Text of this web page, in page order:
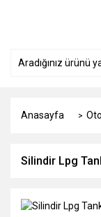
Anasayfa
Silindir Lpg